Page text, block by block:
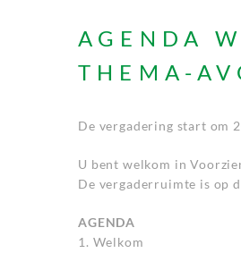
AGENDA
THEMA-
De vergadering start om
U bent welkom in
De vergaderruimte is op
AGENDA
1. Welkom